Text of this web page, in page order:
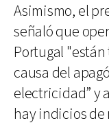
Asimismo, el
señaló que
Portugal
causa del
electricidad” y
hay indicios